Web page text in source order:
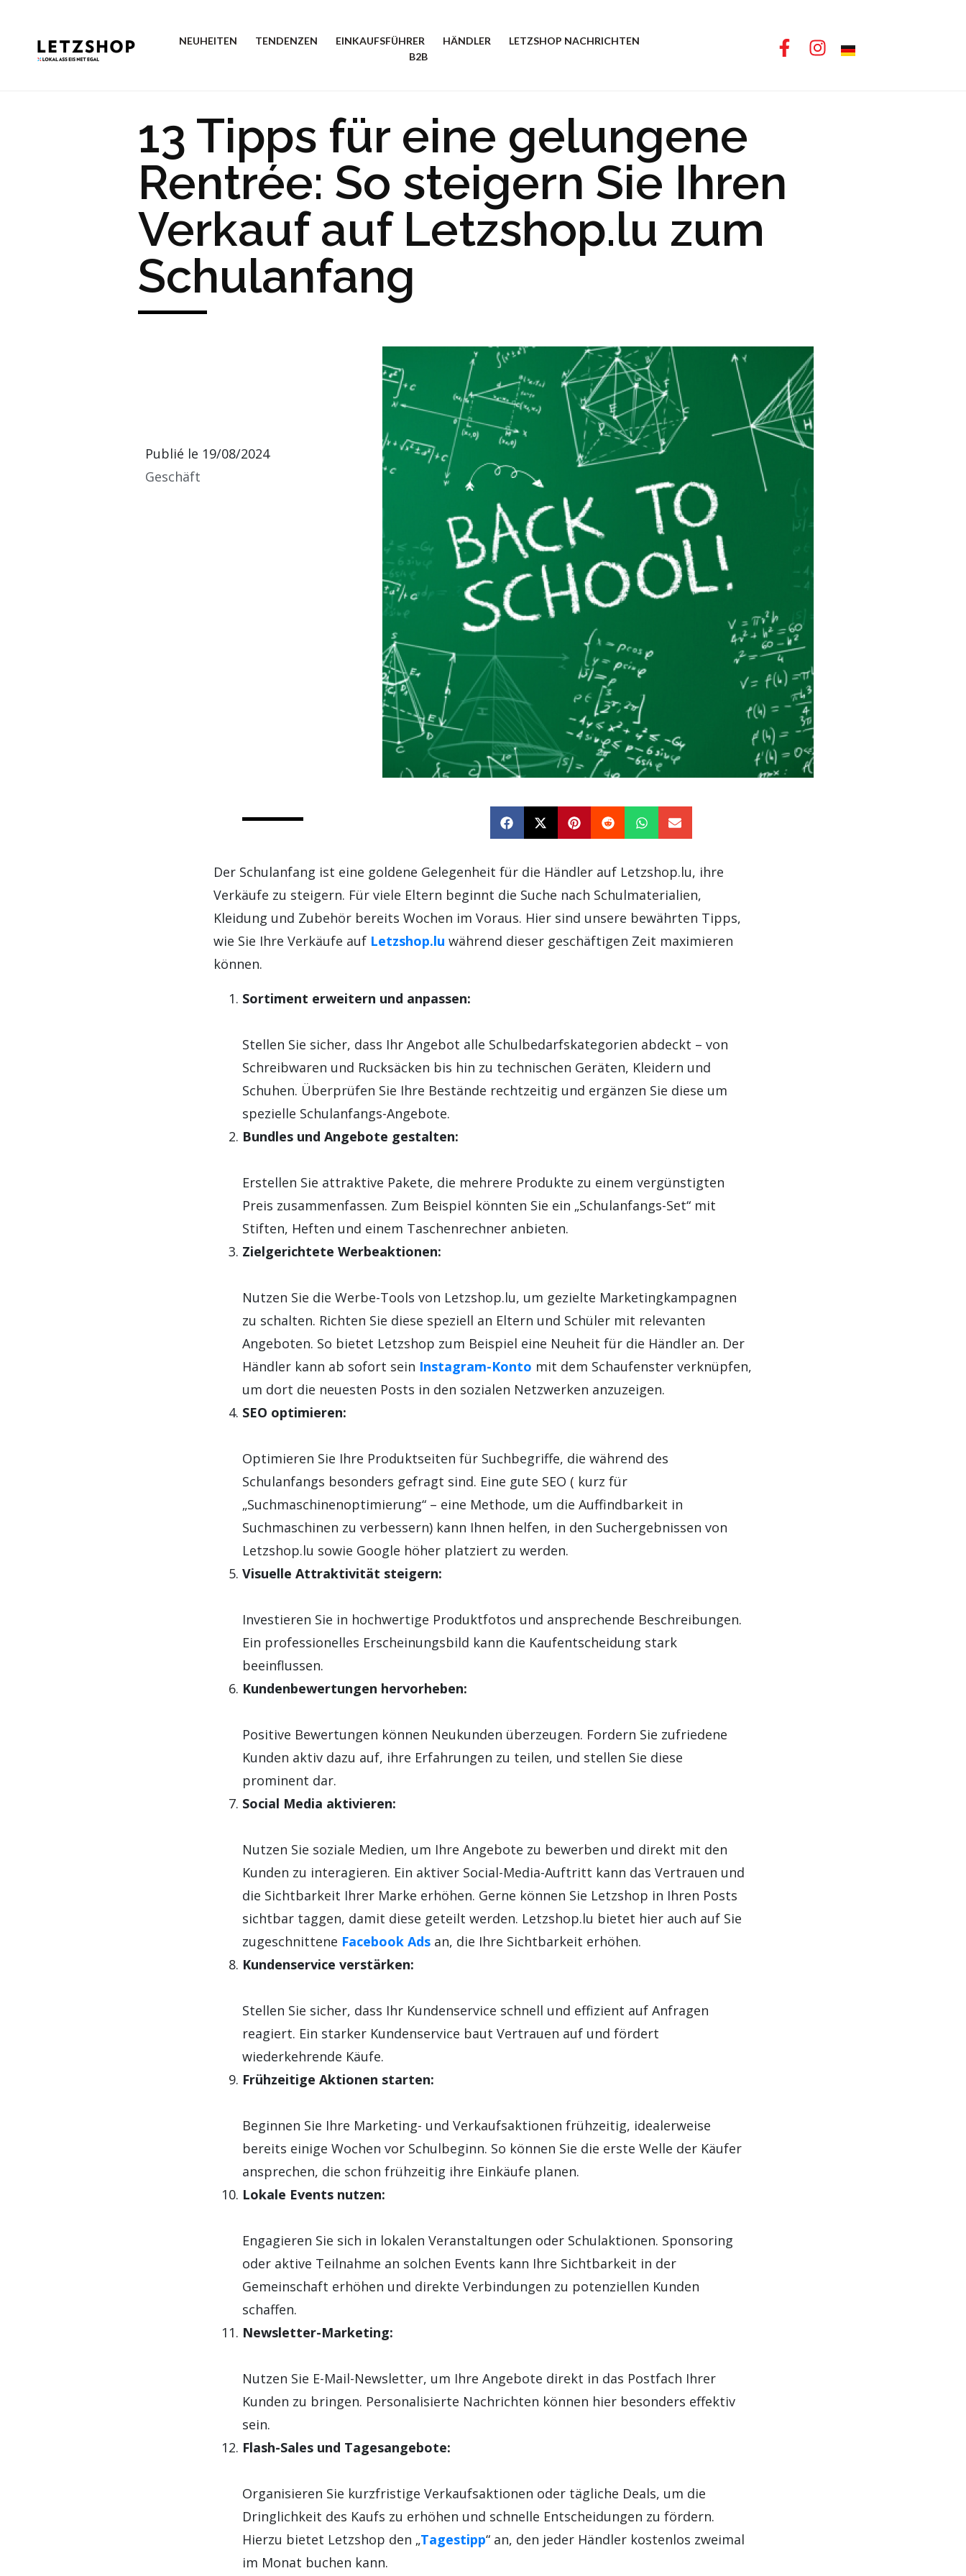
NEUHEITEN TENDENZEN EINKAUFSFÜHRER HÄNDLER
LETZSHOP NACHRICHTEN
B2B
13 Tipps für eine gelungene
Rentrée: So steigern Sie Ihren
Verkauf auf Letzshop.lu zum
Schulanfang
Publié le 19/08/2024
Geschäft
Der Schulanfang ist eine goldene Gelegenheit für die Händler auf Letzshop.lu, ihre
Verkäufe zu steigern. Für viele Eltern beginnt die Suche nach Schulmaterialien,
Kleidung und Zubehör bereits Wochen im Voraus. Hier sind unsere bewährten Tipps,
wie Sie Ihre Verkäufe auf Letzshop.lu während dieser geschäftigen Zeit maximieren
können.
Sortiment erweitern und anpassen:
Stellen Sie sicher, dass Ihr Angebot alle Schulbedarfskategorien abdeckt – von
Schreibwaren und Rucksäcken bis hin zu technischen Geräten, Kleidern und
Schuhen. Überprüfen Sie Ihre Bestände rechtzeitig und ergänzen Sie diese um
spezielle Schulanfangs-Angebote.
Bundles und Angebote gestalten:
Erstellen Sie attraktive Pakete, die mehrere Produkte zu einem vergünstigten
Preis zusammenfassen. Zum Beispiel könnten Sie ein „Schulanfangs-Set“ mit
Stiften, Heften und einem Taschenrechner anbieten.
Zielgerichtete Werbeaktionen:
Nutzen Sie die Werbe-Tools von Letzshop.lu, um gezielte Marketingkampagnen
zu schalten. Richten Sie diese speziell an Eltern und Schüler mit relevanten
Angeboten. So bietet Letzshop zum Beispiel eine Neuheit für die Händler an. Der
Händler kann ab sofort sein Instagram-Konto mit dem Schaufenster verknüpfen,
um dort die neuesten Posts in den sozialen Netzwerken anzuzeigen.
SEO optimieren:
Optimieren Sie Ihre Produktseiten für Suchbegriffe, die während des
Schulanfangs besonders gefragt sind. Eine gute SEO ( kurz für
„Suchmaschinenoptimierung“ – eine Methode, um die Auffindbarkeit in
Suchmaschinen zu verbessern) kann Ihnen helfen, in den Suchergebnissen von
Letzshop.lu sowie Google höher platziert zu werden.
Visuelle Attraktivität steigern:
Investieren Sie in hochwertige Produktfotos und ansprechende Beschreibungen.
Ein professionelles Erscheinungsbild kann die Kaufentscheidung stark
beeinflussen.
Kundenbewertungen hervorheben:
Positive Bewertungen können Neukunden überzeugen. Fordern Sie zufriedene
Kunden aktiv dazu auf, ihre Erfahrungen zu teilen, und stellen Sie diese
prominent dar.
Social Media aktivieren:
Nutzen Sie soziale Medien, um Ihre Angebote zu bewerben und direkt mit den
Kunden zu interagieren. Ein aktiver Social-Media-Auftritt kann das Vertrauen und
die Sichtbarkeit Ihrer Marke erhöhen. Gerne können Sie Letzshop in Ihren Posts
sichtbar taggen, damit diese geteilt werden. Letzshop.lu bietet hier auch auf Sie
zugeschnittene Facebook Ads an, die Ihre Sichtbarkeit erhöhen.
Kundenservice verstärken:
Stellen Sie sicher, dass Ihr Kundenservice schnell und effizient auf Anfragen
reagiert. Ein starker Kundenservice baut Vertrauen auf und fördert
wiederkehrende Käufe.
Frühzeitige Aktionen starten:
Beginnen Sie Ihre Marketing- und Verkaufsaktionen frühzeitig, idealerweise
bereits einige Wochen vor Schulbeginn. So können Sie die erste Welle der Käufer
ansprechen, die schon frühzeitig ihre Einkäufe planen.
Lokale Events nutzen:
Engagieren Sie sich in lokalen Veranstaltungen oder Schulaktionen. Sponsoring
oder aktive Teilnahme an solchen Events kann Ihre Sichtbarkeit in der
Gemeinschaft erhöhen und direkte Verbindungen zu potenziellen Kunden
schaffen.
Newsletter-Marketing:
Nutzen Sie E-Mail-Newsletter, um Ihre Angebote direkt in das Postfach Ihrer
Kunden zu bringen. Personalisierte Nachrichten können hier besonders effektiv
sein.
Flash-Sales und Tagesangebote:
Organisieren Sie kurzfristige Verkaufsaktionen oder tägliche Deals, um die
Dringlichkeit des Kaufs zu erhöhen und schnelle Entscheidungen zu fördern.
Hierzu bietet Letzshop den „Tagestipp“ an, den jeder Händler kostenlos zweimal
im Monat buchen kann.